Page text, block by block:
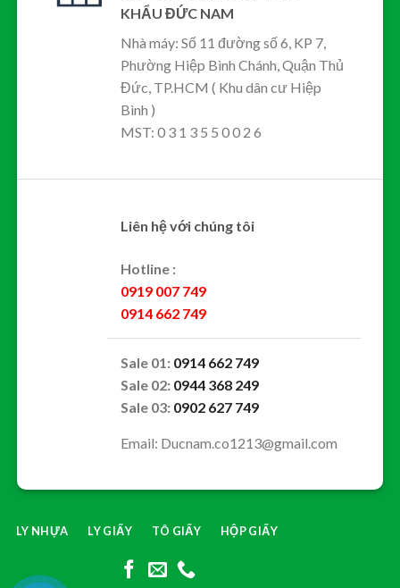
KHẨU ĐỨC NAM
Nhà máy: Số 11 đường số 6, KP 7,
Phường Hiệp Bình Chánh, Quận Thủ
Đức, TP.HCM ( Khu dân cư Hiệp
Bình )
MST: 0 3 1 3 5 5 0 0 2 6
Liên hệ với chúng tôi
Hotline :
0919 007 749
0914 662 749
Sale 01: 0914 662 749
Sale 02: 0944 368 249
Sale 03: 0902 627 749
Email: Ducnam.co1213@gmail.com
LY NHỰA LY GIẤY TÔ GIẤY HỘP GIẤY